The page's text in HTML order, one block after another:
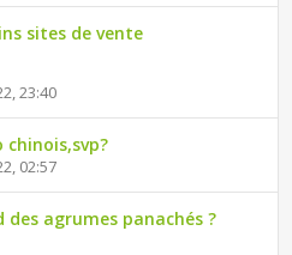
sites de vente
23:40
chinois,svp?
02:57
des agrumes panachés ?